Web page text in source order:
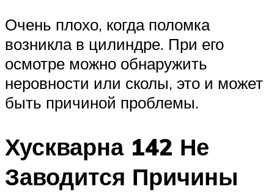
Очень плохо, когда поломка
возникла в цилиндре. При его
осмотре можно обнаружить
неровности или сколы, это и может
быть причиной проблемы.
Хускварна 142 Не
Заводится Причины